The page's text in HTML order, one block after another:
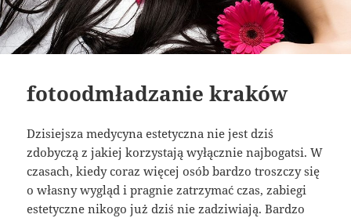
fotoodmładzanie kraków
Dzisiejsza medycyna estetyczna nie jest dziś
zdobyczą z jakiej korzystają wyłącznie najbogatsi. W
czasach, kiedy coraz więcej osób bardzo troszczy się
o własny wygląd i pragnie zatrzymać czas, zabiegi
estetyczne nikogo już dziś nie zadziwiają. Bardzo